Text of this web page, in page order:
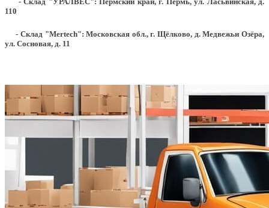
110
- Склад "Mertech": Московская обл., г. Щёлково, д. Медвежьи Озёра,
ул. Сосновая, д. 11